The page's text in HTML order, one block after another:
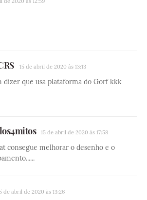
15 de abril de 2020 às 13:13
dizer que usa plataforma do Gorf kkk
15 de abril de 2020 às 17:58
consegue melhorar o desenho e o
de abril de 2020 às 13:26